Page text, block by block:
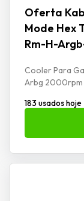
Oferta
Mode Hex
Rm-H-
Cooler Para
Arbg 2000rpm
183 usados hoje